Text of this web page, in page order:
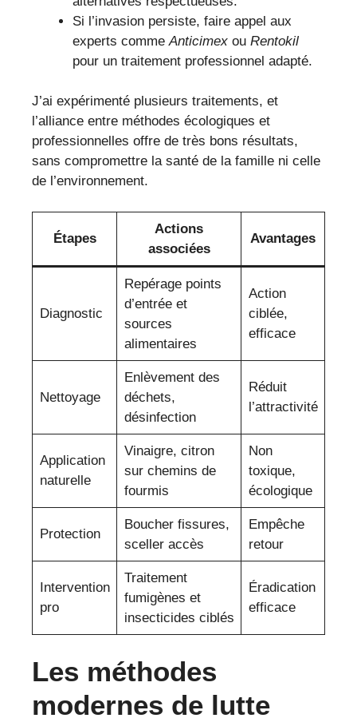
Si l’invasion persiste, faire appel aux
experts commeAnticimex ou Rentokil
pour un traitement professionnel adapté.
J’ai expérimenté plusieurs traitements, et
l’alliance entre méthodes écologiques et
professionnelles offre de très bons résultats,
sans compromettre la santé de la famille ni celle
de l’environnement.
Étapes
Actions
associées
Avantages
Diagnostic
Repérage points
d’entrée et
sources
alimentaires
Action
ciblée,
efficace
Nettoyage
Enlèvement des
déchets,
désinfection
Réduit
l’attractivité
Application
naturelle
Vinaigre, citron
sur chemins de
fourmis
Non
toxique,
écologique
Protection
Boucher fissures,
sceller accès
Empêche
retour
Intervention
pro
Traitement
fumigènes et
insecticides ciblés
Éradication
efficace
Les méthodes
modernes de lutte